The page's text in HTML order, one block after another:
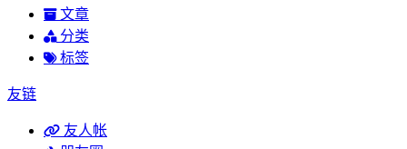
文章
分类
标签
友链
友人帐